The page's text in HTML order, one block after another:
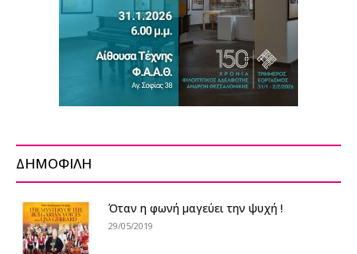
ΔΗΜΟΦΙΛΗ
Όταν η φωνή μαγεύει την ψυχή !
29/05/2019